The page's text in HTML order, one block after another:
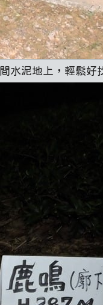
水泥地上，輕鬆好